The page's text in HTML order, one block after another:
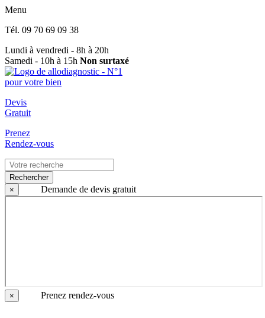
Menu
Tél. 09 70 69 09 38
Lundi à vendredi - 8h à 20h
Samedi - 10h à 15h Non surtaxé
Devis
Gratuit
Prenez
Rendez-vous
Rechercher
×
Demande de devis gratuit
× Prenez rendez-vous